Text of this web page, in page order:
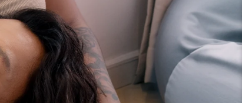
Mina prenumerationer